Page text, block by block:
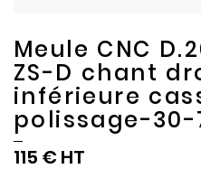
Meule CNC
ZS-D chant
inférieure
polissage-30-
115 €